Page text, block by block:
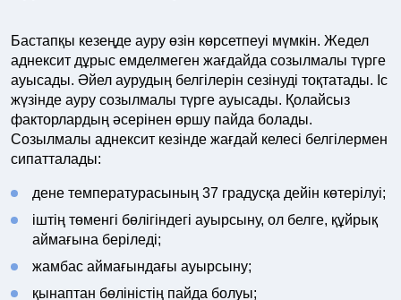
Бастапқы кезеңде ауру өзін көрсетпеуі мүмкін. Жедел
аднексит дұрыс емделмеген жағдайда созылмалы түрге
ауысады. Әйел аурудың белгілерін сезінуді тоқтатады. Іс
жүзінде ауру созылмалы түрге ауысады. Қолайсыз
факторлардың әсерінен өршу пайда болады.
Созылмалы аднексит кезінде жағдай келесі белгілермен
сипатталады:
дене температурасының 37 градусқа дейін көтерілуі;
іштің төменгі бөлігіндегі ауырсыну, ол белге, құйрық
аймағына беріледі;
жамбас аймағындағы ауырсыну;
қынаптан бөліністің пайда болуы;